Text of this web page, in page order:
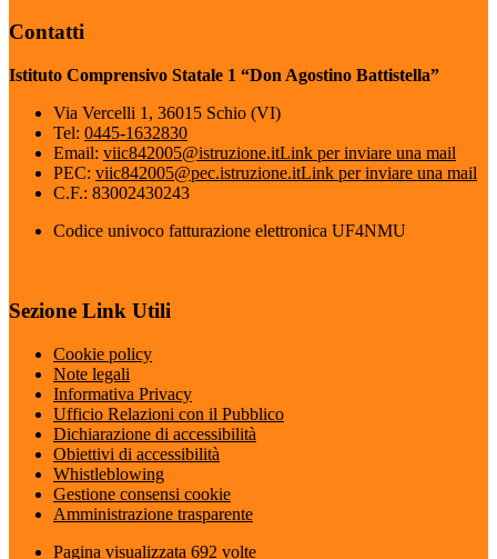
Contatti
Istituto Comprensivo Statale 1 “Don Agostino Battistella”
Via Vercelli 1, 36015 Schio (VI)
Tel: 0445-1632830
Email: viic842005@istruzione.itLink per inviare una mail
PEC: viic842005@pec.istruzione.itLink per inviare una mail
C.F.: 83002430243
Codice univoco fatturazione elettronica UF4NMU
Sezione Link Utili
Cookie policy
Note legali
Informativa Privacy
Ufficio Relazioni con il Pubblico
Dichiarazione di accessibilità
Obiettivi di accessibilità
Whistleblowing
Gestione consensi cookie
Amministrazione trasparente
Pagina visualizzata 692 volte